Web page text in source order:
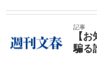
記事
【
騙る